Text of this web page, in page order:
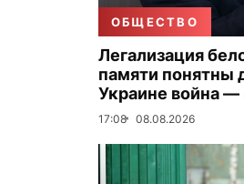
ОБЩЕСТВО
Легализация
памяти понятны
Украине война
17:08 08.08.2026